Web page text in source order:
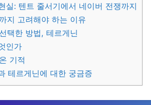
실: 텐트 줄서기에서 네이버 전쟁까지
지 고려해야 하는 이유
택한 방법, 테르게닌
인가
기적
테르게닌에 대한 궁금증